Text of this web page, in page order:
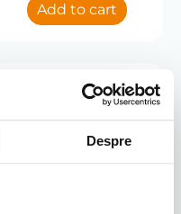
Despre
price
is:
Add to cart